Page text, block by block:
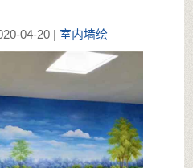
04-20 | 室内墙绘